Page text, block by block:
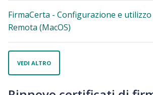
FirmaCerta - Configurazione e utilizzo
Remota (MacOS)
VEDI ALTRO